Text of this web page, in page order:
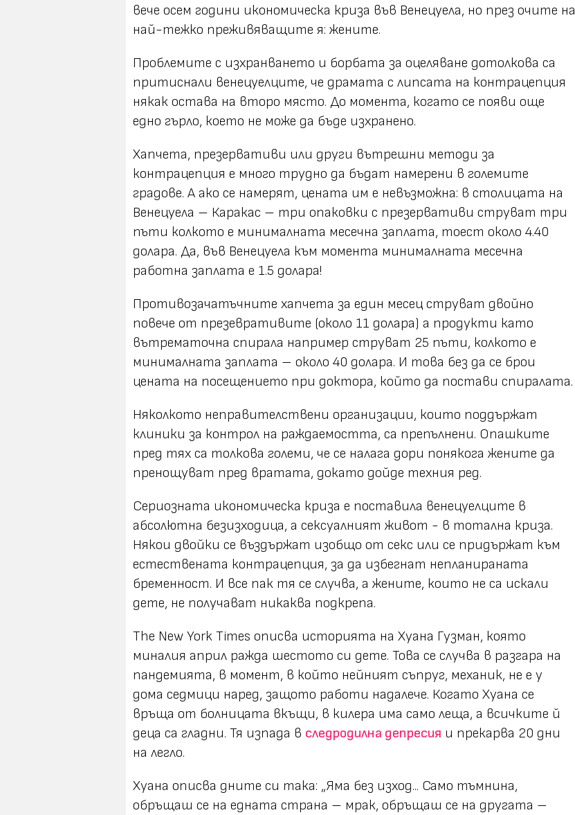
вече осем години икономическа криза във Венецуела, но през очите на
най-тежко преживяващите я: жените.
Проблемите с изхранването и борбата за оцеляване дотолкова са
притиснали венецуелците, че драмата с липсата на контрацепция
някак остава на второ място. До момента, когато се появи още
едно гърло, което не може да бъде изхранено.
Хапчетa, презервативи или други вътрешни методи за
контрацепция е много трудно да бъдат намерени в големите
градове. А ако се намерят, цената им е невъзможна: в столицата на
Венецуела – Каракас – три опаковки с презервативи струват три
пъти колкото е минималната месечна заплата, тоест около 4.40
долара. Да, във Венецуела към момента минималната месечна
работна заплата е 1.5 долара!
Противозачатъчните хапчета за един месец струват двойно
повече от презевративите (около 11 долара) а продукти като
вътрематочна спирала например струват 25 пъти, колкото е
минималната заплата – около 40 долара. И това без да се брои
цената на посещението при доктора, който да постави спиралата.
Няколкото неправителствени организации, които поддържат
клиники за контрол на раждаемостта, са препълнени. Опашките
пред тях са толкова големи, че се налага дори понякога жените да
пренощуват пред вратата, докато дойде техния ред.
Сериозната икономическа криза е поставила венецуелците в
абсолютна безизходица, а сексуалният живот - в тотална криза.
Някои двойки се въздържат изобщо от секс или се придържат към
естествената контрацепция, за да избегнат непланираната
бременност. И все пак тя се случва, а жените, които не са искали
дете, не получават никаква подкрепа.
The New York Times описва историята на Хуана Гузман, която
миналия април ражда шестото си детe. Това се случва в разгара на
пандемията, в момент, в който нейният съпруг, механик, не е у
дома седмици наред, защото работи надалече. Когато Хуана се
връща от болницата вкъщи, в килера има само леща, а всичките й
деца са гладни. Тя изпада в следродилна депресия и прекарва 20 дни
на легло.
Хуана описва дните си така: „Яма без изход... Само тъмнина,
обръщаш се на едната страна – мрак, обръщаш се на другата –